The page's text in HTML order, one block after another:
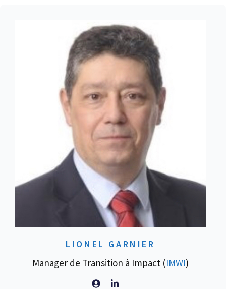
LIONEL GARNIER
Manager de Transition à Impact (IMWI)